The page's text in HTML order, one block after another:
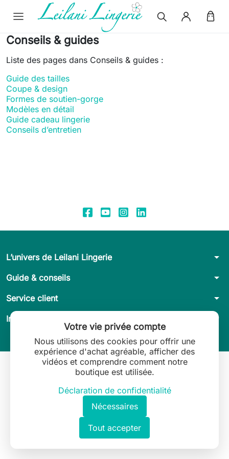
Conseils & guides
Liste des pages dans Conseils & guides :
Guide des tailles
Coupe & design
Formes de soutien-gorge
Modèles en détail
Guide cadeau lingerie
Conseils d’entretien
L’univers de Leilani Lingerie arrow_drop_down
Guide & conseils arrow_drop_down
Service client arrow_drop_down
Informations légales arrow_drop_down
Votre vie privée compte
Nous utilisons des cookies pour offrir une
expérience d'achat agréable, afficher des
vidéos et comprendre comment notre
boutique est utilisée.
Déclaration de confidentialité
Nécessaires
Tout accepter